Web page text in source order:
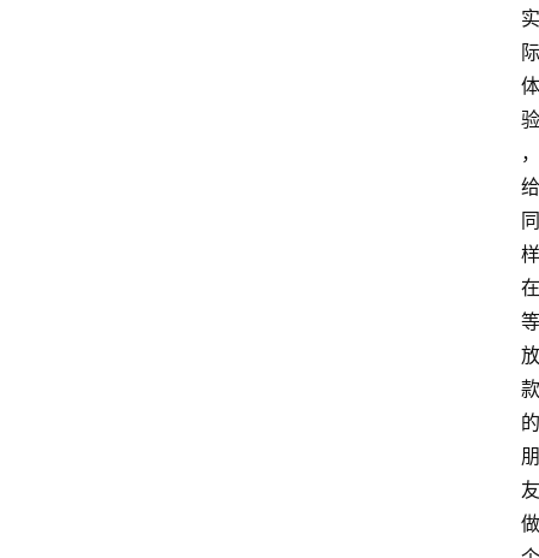
实
际
体
验
，
给
同
样
在
等
放
款
的
朋
友
做